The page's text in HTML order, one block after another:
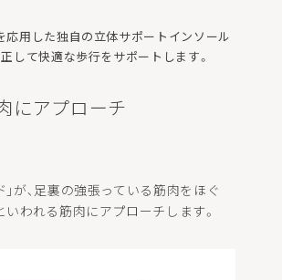
応用した独自の立体サポートインソール
して快適な歩行をサポートします。
にアプローチ
｣が､足裏の強張っている筋肉をほぐ
いわれる筋肉にアプローチします。